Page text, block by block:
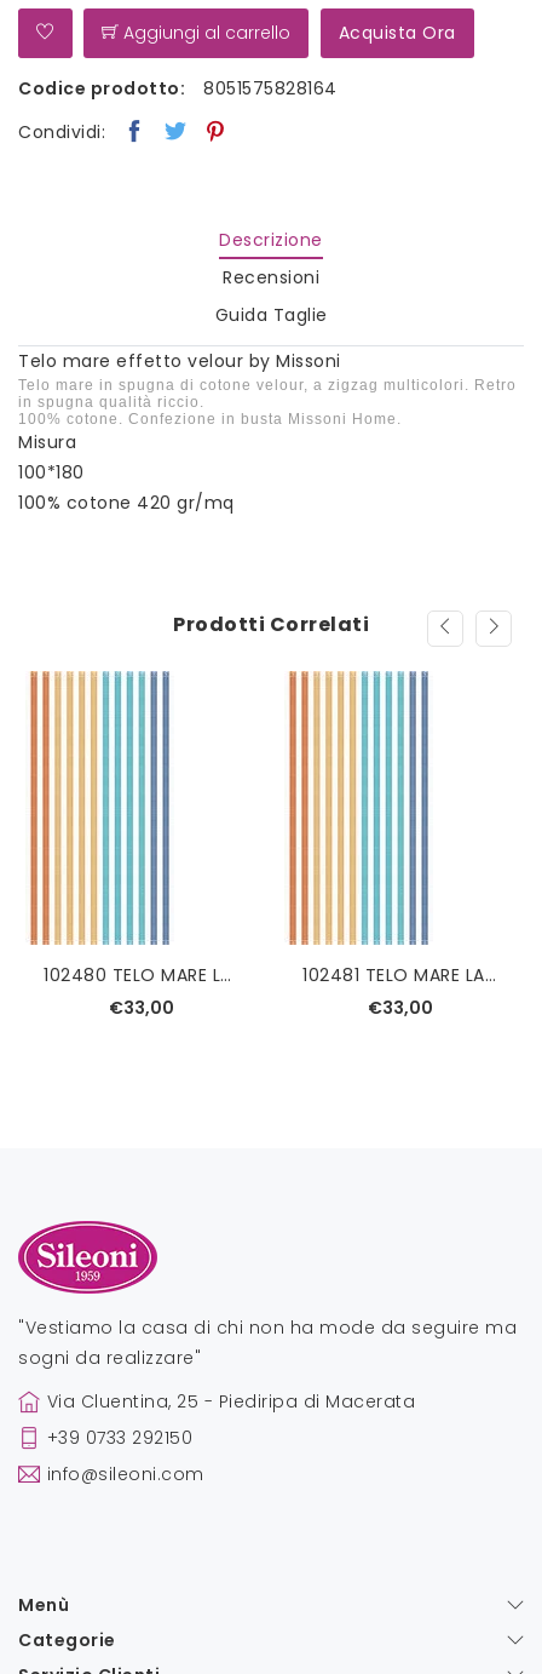
Aggiungi al carrello Acquista Ora
Codice prodotto:
8051575828164
Condividi:
Descrizione
Recensioni
Guida Taglie
Telo mare effetto velour by Missoni
Telo mare in spugna di cotone velour, a zigzag multicolori. Retro
in spugna qualità riccio.
100% cotone. Confezione in busta Missoni Home.
Misura
100*180
100% cotone 420 gr/mq
Prodotti Correlati
102480 TELO MARE LASA 100*180
€33,00
102481 TELO MARE LASA 100*180
€33,00
"Vestiamo la casa di chi non ha mode da seguire ma
sogni da realizzare"
Via Cluentina, 25 - Piediripa di Macerata
+39 0733 292150
info@sileoni.com
Menù
Categorie